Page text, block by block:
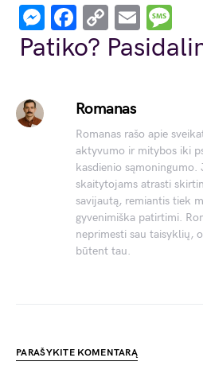
Messenger
Facebook
Copy
Link
Email
Patiko?
Romanas
Romanas rašo apie
aktyvumo ir mitybos iki
kasdienio sąmoningumo.
skaitytojams atrasti
savijautą, remiantis tiek
gyvenimiška patirtimi.
neprimesti sau taisyklių,
būtent tau.
PARAŠYKITE KOMENTARĄ